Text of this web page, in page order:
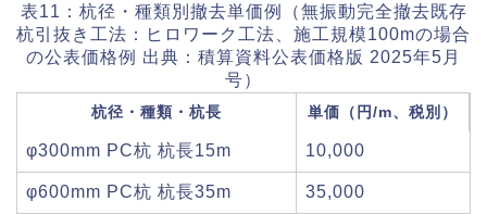
表11：杭径・種類別撤去単価例（無振動完全撤去既存
杭引抜き工法：ヒロワーク工法、施工規模100mの場合
の公表価格例 出典：積算資料公表価格版 2025年5月
号）
杭径・種類・杭長 単価（円/m、税別）
φ300mm PC杭 杭長15m 10,000
φ600mm PC杭 杭長35m 35,000